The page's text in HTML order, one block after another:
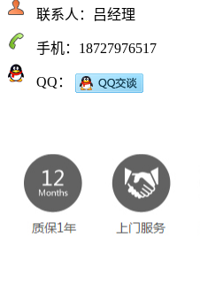
联系人：吕经理
手机：18727976517
QQ：